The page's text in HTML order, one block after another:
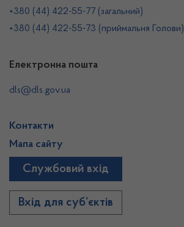
+380 (44) 422-55-77 (загальний)
+380 (44) 422-55-73 (приймальня Голови)
Електронна пошта
dls@dls.gov.ua
Контакти
Мапа сайту
Службовий вхід
Вхід для суб’єктів